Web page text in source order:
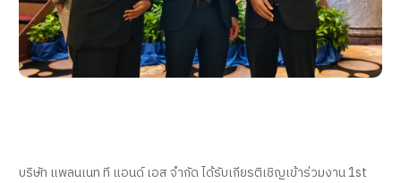
บริษัท แพลนเนท ที แอนด์ เอส จำกัด ได้รับเกียรติเชิญเข้าร่วมงาน 1st